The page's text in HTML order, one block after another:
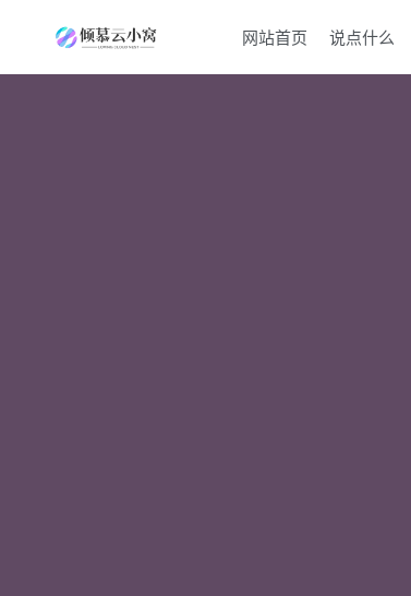
网站首页 说点什么